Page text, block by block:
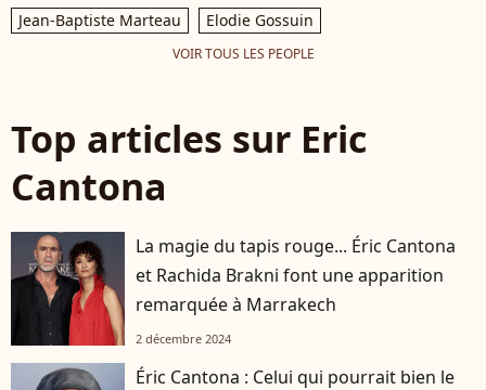
Jean-Baptiste Marteau
Elodie Gossuin
VOIR TOUS LES PEOPLE
Top articles sur Eric
Cantona
La magie du tapis rouge... Éric Cantona
et Rachida Brakni font une apparition
remarquée à Marrakech
2 décembre 2024
Éric Cantona : Celui qui pourrait bien le